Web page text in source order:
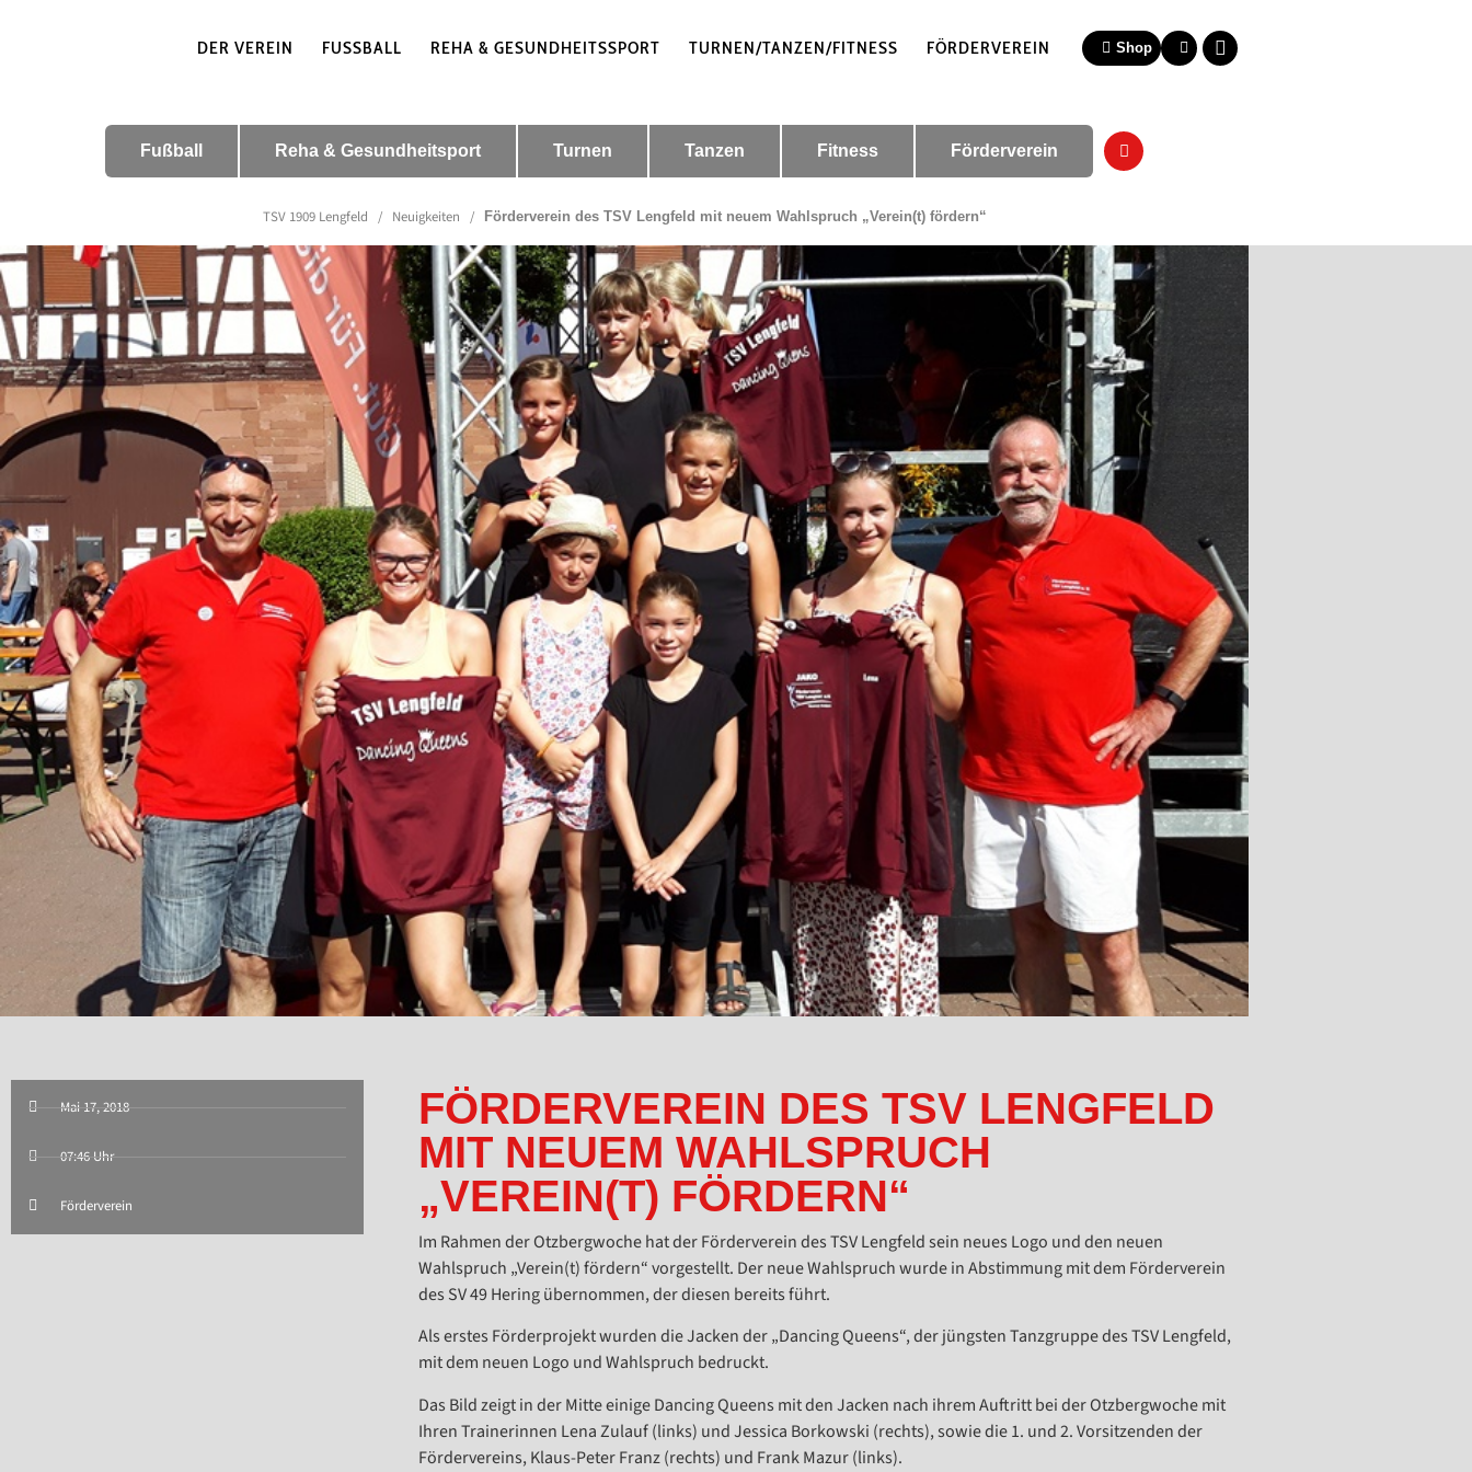
DER VEREIN FUSSBALL REHA & GESUNDHEITSSPORT TURNEN/TANZEN/FITNESS FÖRDERVEREIN Shop
Fußball Reha & Gesundheitsport Turnen Tanzen Fitness Förderverein
TSV 1909 Lengfeld / Neuigkeiten / Förderverein des TSV Lengfeld mit neuem Wahlspruch „Verein(t) fördern“
Mai 17, 2018
07:46 Uhr
Förderverein
FÖRDERVEREIN DES TSV LENGFELD
MIT NEUEM WAHLSPRUCH
„VEREIN(T) FÖRDERN“
Im Rahmen der Otzbergwoche hat der Förderverein des TSV Lengfeld sein neues Logo und den neuen
Wahlspruch „Verein(t) fördern“ vorgestellt. Der neue Wahlspruch wurde in Abstimmung mit dem Förderverein
des SV 49 Hering übernommen, der diesen bereits führt.
Als erstes Förderprojekt wurden die Jacken der „Dancing Queens“, der jüngsten Tanzgruppe des TSV Lengfeld,
mit dem neuen Logo und Wahlspruch bedruckt.
Das Bild zeigt in der Mitte einige Dancing Queens mit den Jacken nach ihrem Auftritt bei der Otzbergwoche mit
Ihren Trainerinnen Lena Zulauf (links) und Jessica Borkowski (rechts), sowie die 1. und 2. Vorsitzenden der
Fördervereins, Klaus-Peter Franz (rechts) und Frank Mazur (links).